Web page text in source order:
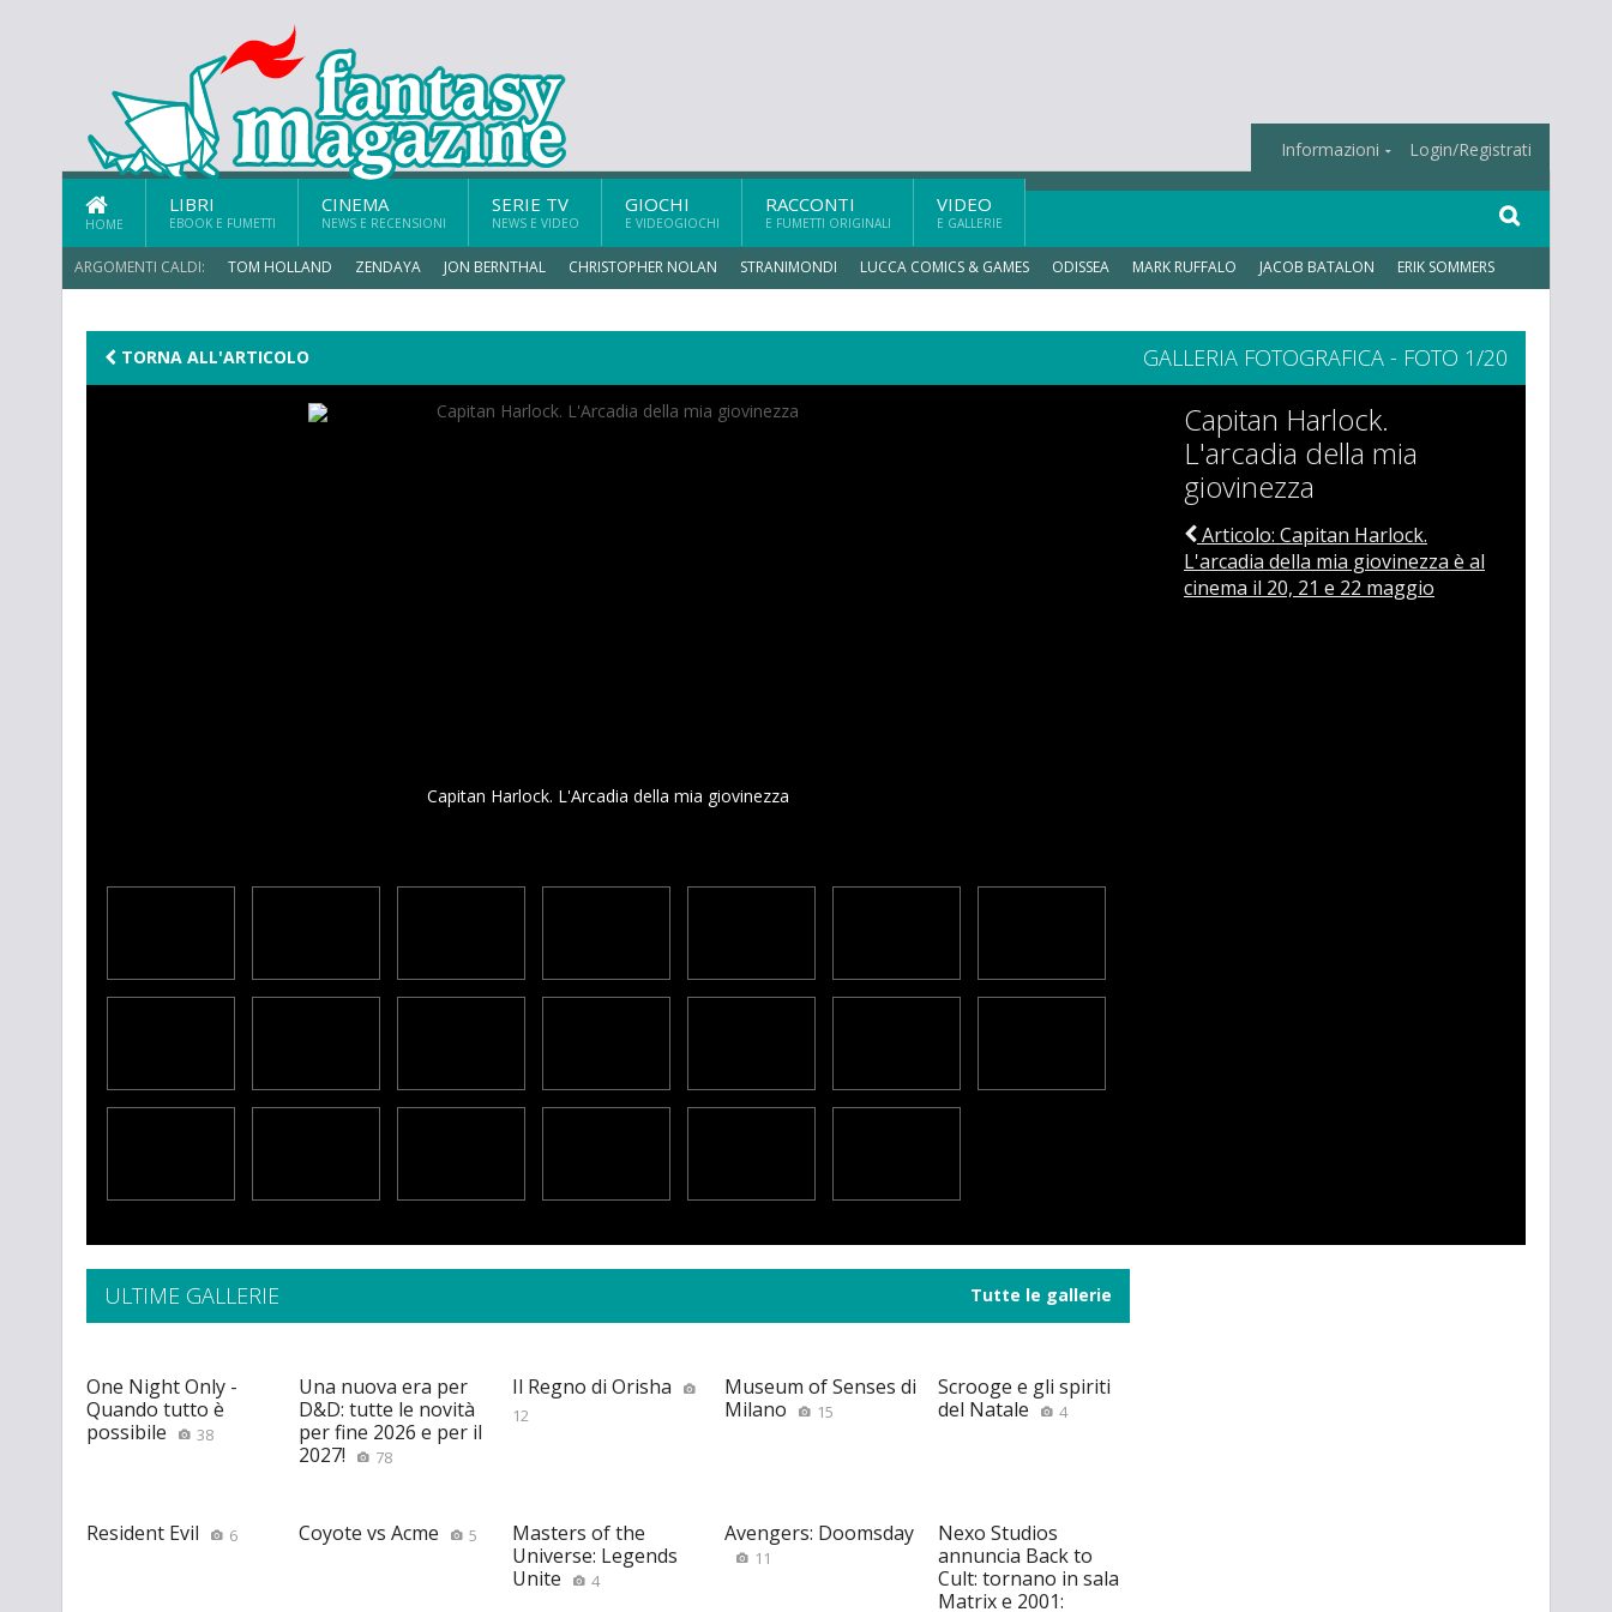
Informazioni Login/Registrati
HOME
LIBRI
EBOOK E FUMETTI
CINEMA
NEWS E RECENSIONI
SERIE TV
NEWS E VIDEO
GIOCHI
E VIDEOGIOCHI
RACCONTI
E FUMETTI ORIGINALI
VIDEO
E GALLERIE
ARGOMENTI CALDI: TOM HOLLAND ZENDAYA JON BERNTHAL CHRISTOPHER NOLAN STRANIMONDI LUCCA COMICS & GAMES ODISSEA MARK RUFFALO JACOB BATALON ERIK SOMMERS
GALLERIA FOTOGRAFICA - FOTO 1/20
TORNA ALL'ARTICOLO
Capitan Harlock. L'Arcadia della mia giovinezza
Capitan Harlock.
L'arcadia della mia
giovinezza
Articolo: Capitan Harlock.
L'arcadia della mia giovinezza è al
cinema il 20, 21 e 22 maggio
ULTIME GALLERIE Tutte le gallerie
One Night Only -
Quando tutto è
possibile
38
Una nuova era per
D&D: tutte le novità
per fine 2026 e per il
2027!
78
Il Regno di Orisha
12
Museum of Senses di
Milano
15
Scrooge e gli spiriti
del Natale
4
Resident Evil 6 Coyote vs Acme 5
Masters of the
Universe: Legends
Unite
4
Avengers: Doomsday
11
Nexo Studios
annuncia Back to
Cult: tornano in sala
Matrix e 2001: